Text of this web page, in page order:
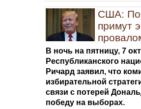
США:
примут
В ночь на пятницу, 7
Республиканского
Ричард заявил, что
избирательной
связи с потерей
победу на выборах.